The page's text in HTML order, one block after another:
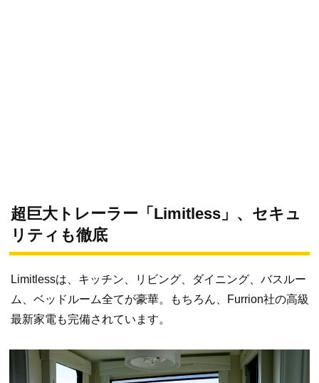
超巨大トレーラー「Limitless」、セキュ
リティも徹底
Limitlessは、キッチン、リビング、ダイニング、バスルー
ム、ベッドルーム全てが豪華。もちろん、Furrion社の高級
最新家電も完備されています。